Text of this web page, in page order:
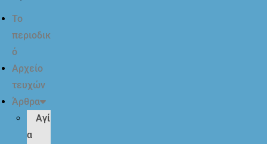
Το
περιοδικ
ό
Αρχείο
τευχών
Άρθρα
Αγί
α